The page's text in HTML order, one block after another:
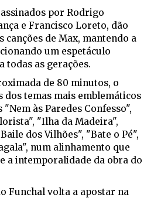
por Rodrigo
e Francisco Loreto, dão
canções de Max, mantendo a
um espetáculo
todas as gerações.
de 80 minutos, o
dos temas mais emblemáticos
às Paredes Confesso",
"Ilha da Madeira",
dos Vilhões", "Bate o Pé",
num alinhamento que
a intemporalidade da obra do
Funchal volta a apostar na